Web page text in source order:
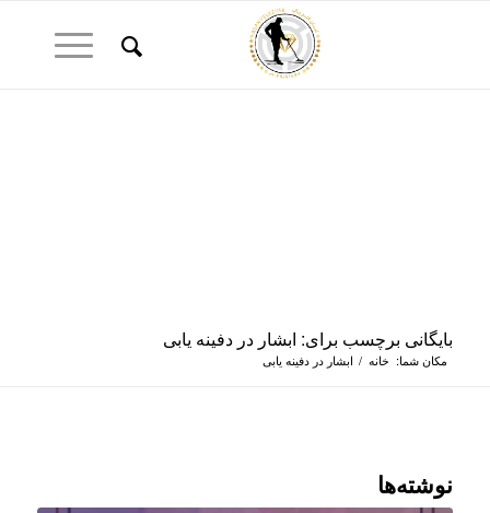
بایگانی برچسب برای: ابشار در دفینه یابی
مکان شما: خانه / ابشار در دفینه یابی
نوشته‌ها